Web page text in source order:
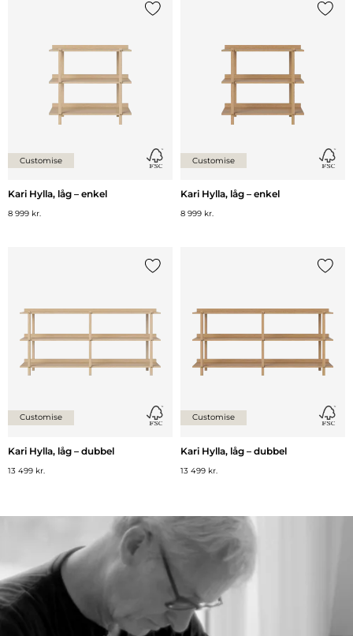
Customise
Kari Hylla, låg – enkel
8 999 kr.
Customise
Kari Hylla, låg – enkel
8 999 kr.
Customise
Kari Hylla, låg – dubbel
13 499 kr.
Customise
Kari Hylla, låg – dubbel
13 499 kr.